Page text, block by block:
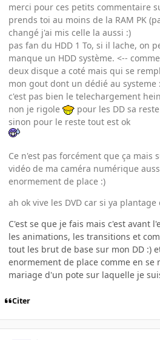
merci pour ces petits commentaire
prends toi au moins de la RAM PK
changé j'ai mis celle la aussi :)
pas fan du HDD 1 To, si il lache, on
manque un HDD système. <--
deux disque a coté mais qui se
mon gout dont un dédié au systeme
c'est pas bien le telechargement hein
non je rigole
pour les DD sa
sinon pour le reste tout est ok
Ce n'est pas forcément que ça mais
vidéo de ma caméra numérique
enormement de place :)
ah ok vive les DVD car si ya
C'est se que je fais mais c'est avant
les animations, les transitions et
tout les brut de base sur mon DD :)
enormement de place comme en se
mariage d'un pote sur laquelle je
Citer